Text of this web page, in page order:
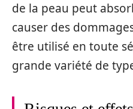
de la peau peut
causer des
être utilisé en toute
grande variété de